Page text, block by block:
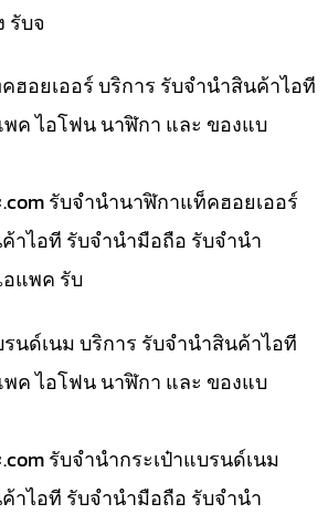
รับจ
ฮอยเออร์ บริการ รับจำนำสินค้าไอที
ค ไอโฟน นาฬิกา และ ของแบ
รับจำนำนาฬิกาแท็คฮอยเออร์
าไอที รับจำนำมือถือ รับจำนำ
แพค รับ
นด์เนม บริการ รับจำนำสินค้าไอที
ค ไอโฟน นาฬิกา และ ของแบ
รับจำนำกระเป๋าแบรนด์เนม
าไอที รับจำนำมือถือ รับจำนำ